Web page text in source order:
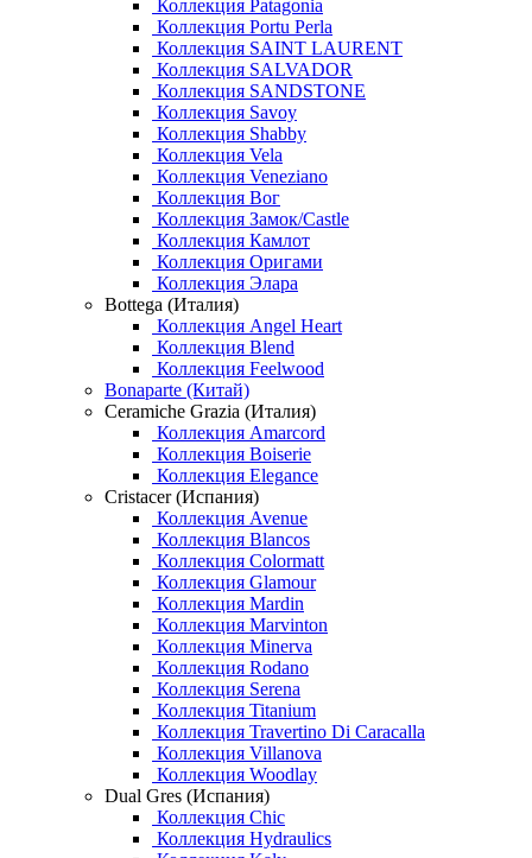
Коллекция Patagonia
Коллекция Portu Perla
Коллекция SAINT LAURENT
Коллекция SALVADOR
Коллекция SANDSTONE
Коллекция Savoy
Коллекция Shabby
Коллекция Vela
Коллекция Veneziano
Коллекция Вог
Коллекция Замок/Castle
Коллекция Камлот
Коллекция Оригами
Коллекция Элара
Bottega (Италия)
Коллекция Angel Heart
Коллекция Blend
Коллекция Feelwood
Bonaparte (Китай)
Ceramiche Grazia (Италия)
Коллекция Amarcord
Коллекция Boiserie
Коллекция Elegance
Cristacer (Испания)
Коллекция Avenue
Коллекция Blancos
Коллекция Colormatt
Коллекция Glamour
Коллекция Mardin
Коллекция Marvinton
Коллекция Minerva
Коллекция Rodano
Коллекция Serena
Коллекция Titanium
Коллекция Travertino Di Caracalla
Коллекция Villanova
Коллекция Woodlay
Dual Gres (Испания)
Коллекция Chic
Коллекция Hydraulics